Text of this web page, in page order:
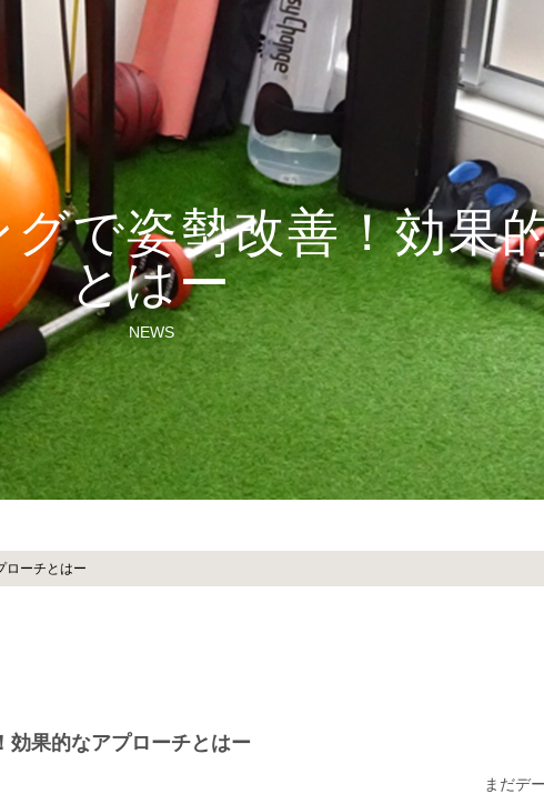
で姿勢改善！効果
とはー
NEWS
ローチとはー
効果的なアプローチとはー
まだデ